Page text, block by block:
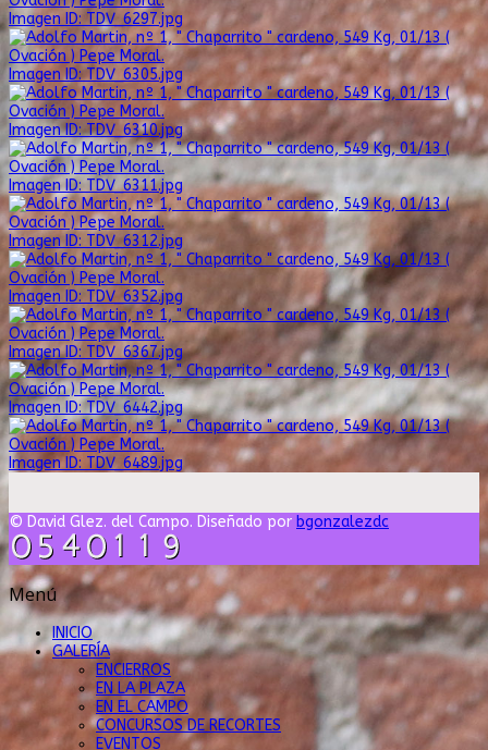
Imagen ID: TDV_6297.jpg
Imagen ID: TDV_6305.jpg
Imagen ID: TDV_6310.jpg
Imagen ID: TDV_6311.jpg
Imagen ID: TDV_6312.jpg
Imagen ID: TDV_6352.jpg
Imagen ID: TDV_6367.jpg
Imagen ID: TDV_6442.jpg
Imagen ID: TDV_6489.jpg
© David Glez. del Campo. Diseñado por bgonzalezdc
Menú
INICIO
GALERÍA
ENCIERROS
EN LA PLAZA
EN EL CAMPO
CONCURSOS DE RECORTES
EVENTOS